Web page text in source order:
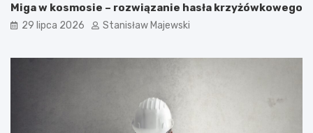
Miga w kosmosie – rozwiązanie hasła krzyżówkowego
29 lipca 2026 Stanisław Majewski